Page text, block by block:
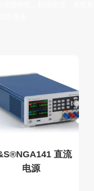
值销售、科技租赁、系统集
合服务。
直流
电源